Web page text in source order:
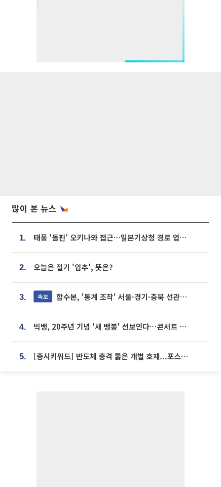
많이 본 뉴스
1. 태풍 '돌핀' 오키나와 접근…일본기상청 경로 업데이트
2. 오늘은 절기 '입추', 뜻은?
3. 속보 합수본, '통계 조작' 서울·경기·충북 선관위 등 추가 압수수색
4. 빅뱅, 20주년 기념 '새 뱅봉' 선보인다⋯콘서트 앞두고 팝업 개최
5. [증시키워드] 반도체 충격 뚫은 개별 호재...포스코퓨처엠·에코프로·한화솔루션 '눈길'